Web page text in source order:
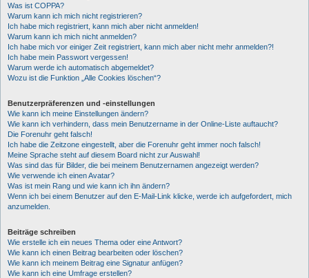
Was ist COPPA?
Warum kann ich mich nicht registrieren?
Ich habe mich registriert, kann mich aber nicht anmelden!
Warum kann ich mich nicht anmelden?
Ich habe mich vor einiger Zeit registriert, kann mich aber nicht mehr anmelden?!
Ich habe mein Passwort vergessen!
Warum werde ich automatisch abgemeldet?
Wozu ist die Funktion „Alle Cookies löschen“?
Benutzerpräferenzen und -einstellungen
Wie kann ich meine Einstellungen ändern?
Wie kann ich verhindern, dass mein Benutzername in der Online-Liste auftaucht?
Die Forenuhr geht falsch!
Ich habe die Zeitzone eingestellt, aber die Forenuhr geht immer noch falsch!
Meine Sprache steht auf diesem Board nicht zur Auswahl!
Was sind das für Bilder, die bei meinem Benutzernamen angezeigt werden?
Wie verwende ich einen Avatar?
Was ist mein Rang und wie kann ich ihn ändern?
Wenn ich bei einem Benutzer auf den E-Mail-Link klicke, werde ich aufgefordert, mich
anzumelden.
Beiträge schreiben
Wie erstelle ich ein neues Thema oder eine Antwort?
Wie kann ich einen Beitrag bearbeiten oder löschen?
Wie kann ich meinem Beitrag eine Signatur anfügen?
Wie kann ich eine Umfrage erstellen?